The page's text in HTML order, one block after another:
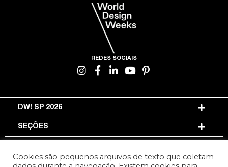
REDES SOCIAIS
DW! SP 2026
SEÇÕES
Cookies são pequenos arquivos de texto que coletam